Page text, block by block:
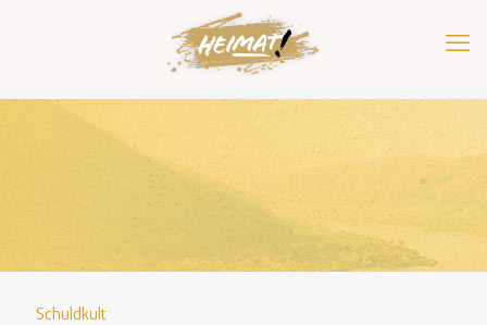
Schuldkult